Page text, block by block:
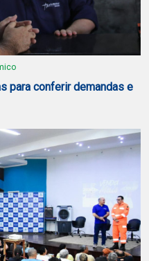
para conferir demandas e